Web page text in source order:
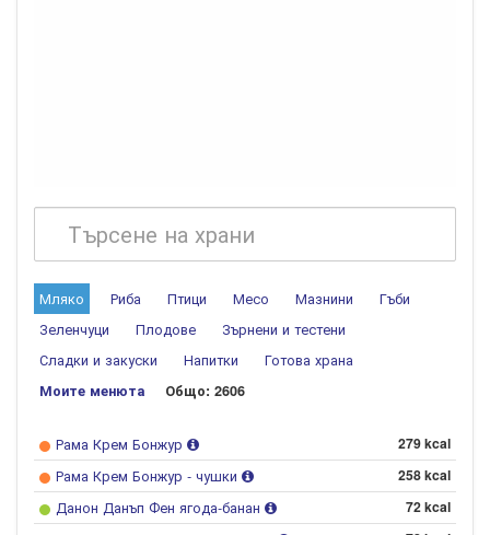
Мляко Риба Птици Месо Мазнини
Гъби
Зеленчуци
Плодове
Зърнени и тестени
Сладки и закуски
Напитки Готова храна
Моите менюта Общо: 2606
Рама Крем Бонжур 279 kcal
Рама Крем Бонжур - чушки 258 kcal
Данон Данъп Фен ягода-банан 72 kcal